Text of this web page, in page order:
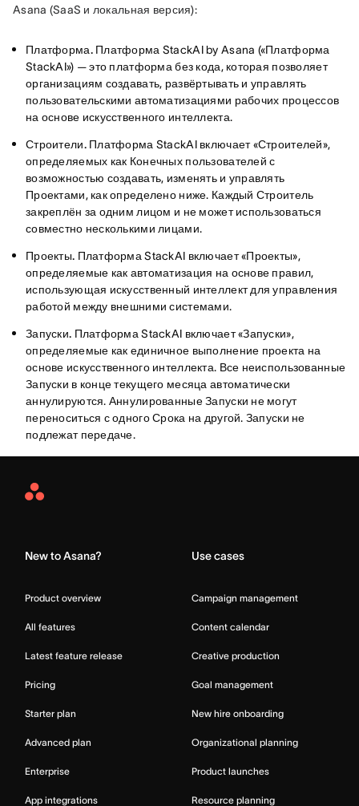
Asana (SaaS и локальная версия):
Платформа.Платформа StackAI by Asana («Платформа
StackAI») — это платформа без кода, которая позволяет
организациям создавать, развёртывать и управлять
пользовательскими автоматизациями рабочих процессов
на основе искусственного интеллекта.
Строители.Платформа StackAI включает «Строителей»,
определяемых как Конечных пользователей с
возможностью создавать, изменять и управлять
Проектами, как определено ниже. Каждый Строитель
закреплён за одним лицом и не может использоваться
совместно несколькими лицами.
Проекты. Платформа StackAI включает «Проекты»,
определяемые как автоматизация на основе правил,
использующая искусственный интеллект для управления
работой между внешними системами.
Запуски. Платформа StackAI включает «Запуски»,
определяемые как единичное выполнение проекта на
основе искусственного интеллекта. Все неиспользованные
Запуски в конце текущего месяца автоматически
аннулируются. Аннулированные Запуски не могут
переноситься с одного Срока на другой. Запуски не
подлежат передаче.
Asana
New to Asana?
Product overview
All features
Latest feature release
Pricing
Starter plan
Advanced plan
Enterprise
App integrations
Use cases
Campaign management
Content calendar
Creative production
Goal management
New hire onboarding
Organizational planning
Product launches
Resource planning